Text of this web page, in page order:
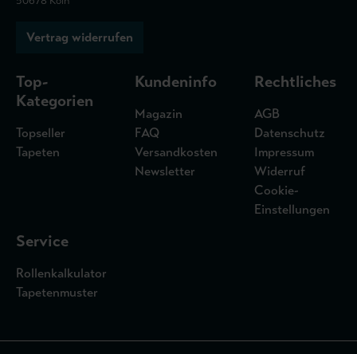
Vertrag widerrufen
Top-
Kategorien
Topseller
Tapeten
Kundeninfo
Magazin
FAQ
Versandkosten
Newsletter
Rechtliches
AGB
Datenschutz
Impressum
Widerruf
Cookie-
Einstellungen
Service
Rollenkalkulator
Tapetenmuster